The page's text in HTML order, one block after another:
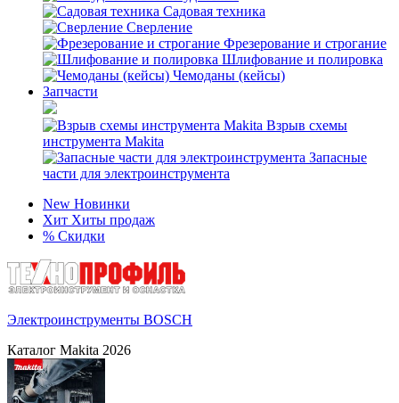
Садовая техника
Сверление
Фрезерование и строгание
Шлифование и полировка
Чемоданы (кейсы)
Запчасти
Взрыв схемы
инструмента Makita
Запасные
части для электроинструмента
New Новинки
Хит Хиты продаж
% Скидки
Электроинструменты BOSCH
Каталог Makita 2026